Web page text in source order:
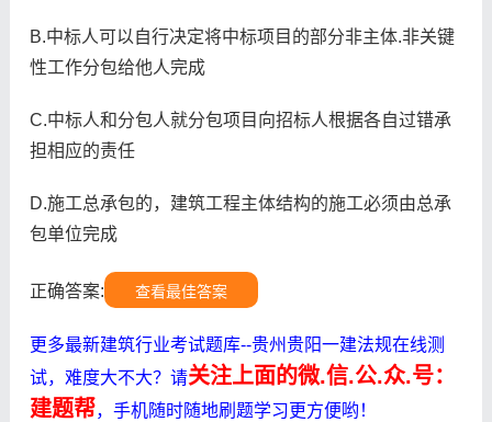
B.中标人可以自行决定将中标项目的部分非主体.非关键
性工作分包给他人完成
C.中标人和分包人就分包项目向招标人根据各自过错承
担相应的责任
D.施工总承包的，建筑工程主体结构的施工必须由总承
包单位完成
正确答案: 查看最佳答案
更多最新建筑行业考试题库--贵州贵阳一建法规在线测
试，难度大不大？请关注上面的微.信.公.众.号：
建题帮，手机随时随地刷题学习更方便哟！